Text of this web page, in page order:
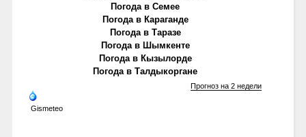
Погода в Семее
Погода в Караганде
Погода в Таразе
Погода в Шымкенте
Погода в Кызылорде
Погода в Талдыкоргане
Gismeteo
Прогноз на 2 недели